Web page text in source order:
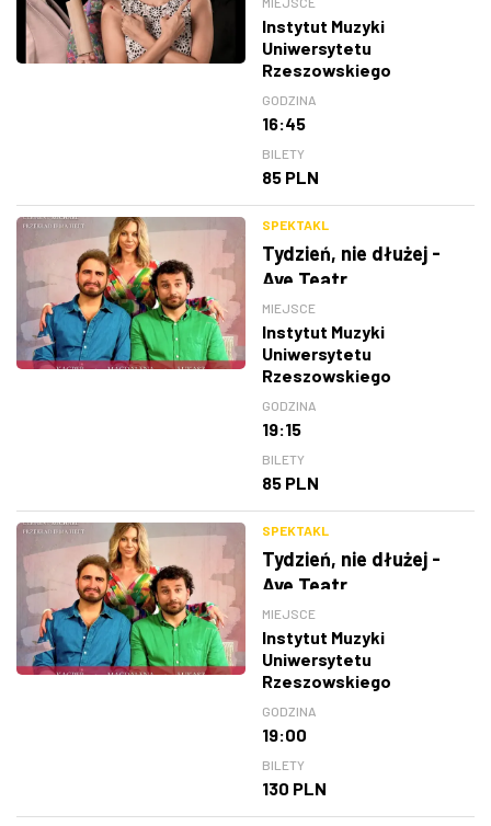
Instytut Muzyki
Uniwersytetu
Rzeszowskiego
GODZINA
16:45
BILETY
85 PLN
SPEKTAKL
Tydzień, nie dłużej -
Ave Teatr
MIEJSCE
Instytut Muzyki
Uniwersytetu
Rzeszowskiego
GODZINA
19:15
BILETY
85 PLN
SPEKTAKL
Tydzień, nie dłużej -
Ave Teatr
MIEJSCE
Instytut Muzyki
Uniwersytetu
Rzeszowskiego
GODZINA
19:00
BILETY
130 PLN